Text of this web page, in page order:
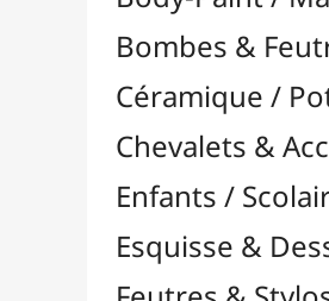
Feutres & Stylos
Librairie / Livres
Loisirs Créatifs
Médiums, Vernis & Colles
Modelage / Sculpture
Peintures / Couleurs
Résines / Moulage
Supports Dessin & Peinture